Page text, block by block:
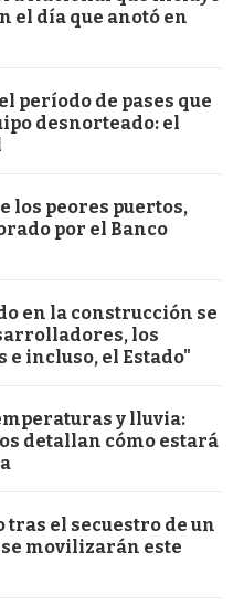
el día que anotó en
período de pases que
desnorteado: el
los peores puertos,
por el Banco
en la construcción se
los
incluso, el Estado"
y lluvia:
detallan cómo estará
tras el secuestro de un
movilizarán este